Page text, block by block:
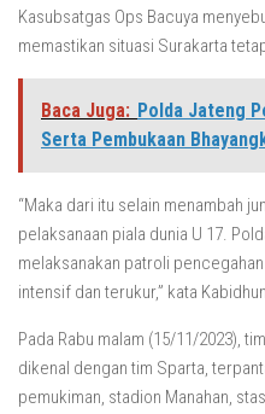
Kasubsatgas Ops Bacuya
memastikan situasi Surakarta
Baca Juga: Polda Jateng
Serta Pembukaan
“Maka dari itu selain menambah
pelaksanaan piala dunia U 17.
melaksanakan patroli
intensif dan terukur,” kata
Pada Rabu malam (15/11/2023),
dikenal dengan tim Sparta,
pemukiman, stadion Manahan,